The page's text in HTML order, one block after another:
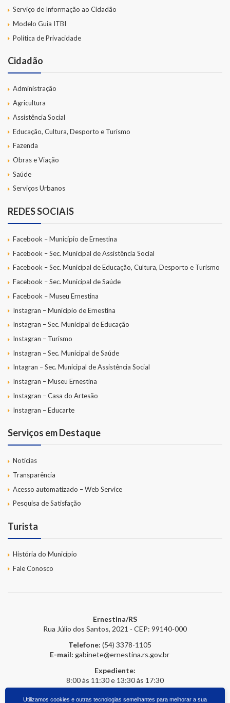
Serviço de Informação ao Cidadão
Modelo Guia ITBI
Política de Privacidade
Cidadão
Administração
Agricultura
Assistência Social
Educação, Cultura, Desporto e Turismo
Fazenda
Obras e Viação
Saúde
Serviços Urbanos
REDES SOCIAIS
Facebook – Município de Ernestina
Facebook – Sec. Municipal de Assistência Social
Facebook – Sec. Municipal de Educação, Cultura, Desporto e Turismo
Facebook – Sec. Municipal de Saúde
Facebook – Museu Ernestina
Instagran – Município de Ernestina
Instagran – Sec. Municipal de Educação
Instagran – Turismo
Instagran – Sec. Municipal de Saúde
Intagran – Sec. Municipal de Assistência Social
Instagran – Museu Ernestina
Instagran – Casa do Artesão
Instagran – Educarte
Serviços em Destaque
Notícias
Transparência
Acesso automatizado – Web Service
Pesquisa de Satisfação
Turista
História do Município
Fale Conosco
Ernestina/RS
Rua Júlio dos Santos, 2021 - CEP: 99140-000
Telefone: (54) 3378-1105
E-mail: gabinete@ernestina.rs.gov.br
Expediente:
8:00 às 11:30 e 13:30 às 17:30
Utilizamos cookies e outras tecnologias semelhantes para melhorar a sua